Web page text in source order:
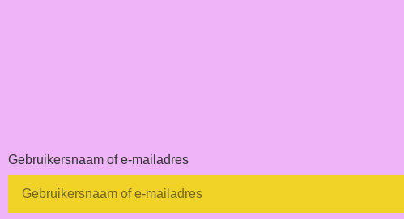
Gebruikersnaam of e-mailadres